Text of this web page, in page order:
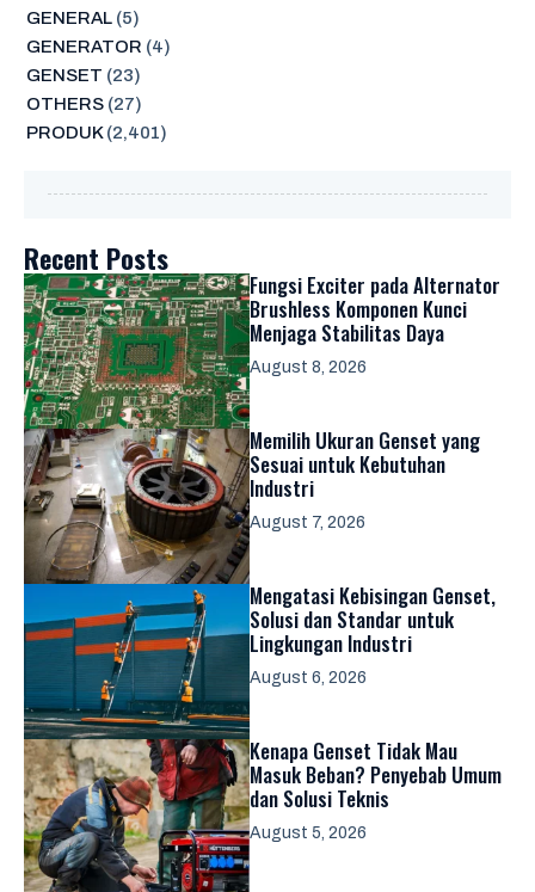
GENERAL(5)
GENERATOR (4)
GENSET (23)
OTHERS(27)
PRODUK(2,401)
Recent Posts
Fungsi Exciter pada Alternator
Brushless Komponen Kunci
Menjaga Stabilitas Daya
August 8, 2026
Memilih Ukuran Genset yang
Sesuai untuk Kebutuhan
Industri
August 7, 2026
Mengatasi Kebisingan Genset,
Solusi dan Standar untuk
Lingkungan Industri
August 6, 2026
Kenapa Genset Tidak Mau
Masuk Beban? Penyebab Umum
dan Solusi Teknis
August 5, 2026